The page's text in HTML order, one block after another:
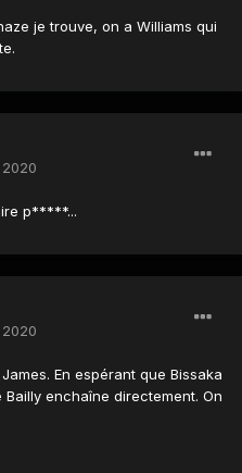
je trouve, on a Williams qui
p*****...
En espérant que Bissaka
Bailly enchaîne directement. On